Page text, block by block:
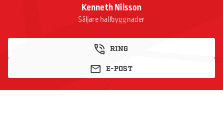
Kenneth Nilsson
Säljare hallbyggnader
RING
E-POST